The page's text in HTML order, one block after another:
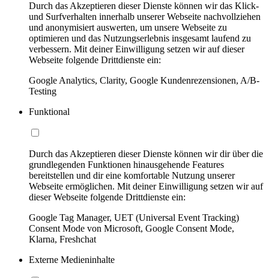
Durch das Akzeptieren dieser Dienste können wir das Klick-
und Surfverhalten innerhalb unserer Webseite nachvollziehen
und anonymisiert auswerten, um unsere Webseite zu
optimieren und das Nutzungserlebnis insgesamt laufend zu
verbessern. Mit deiner Einwilligung setzen wir auf dieser
Webseite folgende Drittdienste ein:
Google Analytics, Clarity, Google Kundenrezensionen, A/B-
Testing
Funktional
Durch das Akzeptieren dieser Dienste können wir dir über die
grundlegenden Funktionen hinausgehende Features
bereitstellen und dir eine komfortable Nutzung unserer
Webseite ermöglichen. Mit deiner Einwilligung setzen wir auf
dieser Webseite folgende Drittdienste ein:
Google Tag Manager, UET (Universal Event Tracking)
Consent Mode von Microsoft, Google Consent Mode,
Klarna, Freshchat
Externe Medieninhalte